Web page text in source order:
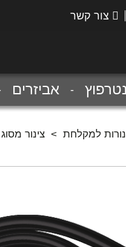
צור קשר
אביזרים
למקלחת > צינור מסוג Isiflex B , אורך 1.6 מטר שחור מט